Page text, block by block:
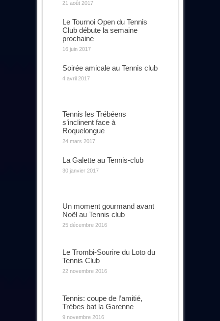
21 août 2017
Le Tournoi Open du Tennis
Club débute la semaine
prochaine
16 juin 2017
Soirée amicale au Tennis club
4 avril 2017
Tennis les Trébéens
s’inclinent face à
Roquelongue
24 mars 2017
La Galette au Tennis-club
30 janvier 2017
Un moment gourmand avant
Noël au Tennis club
25 décembre 2016
Le Trombi-Sourire du Loto du
Tennis Club
22 novembre 2016
Tennis: coupe de l’amitié,
Trèbes bat la Garenne
9 novembre 2016